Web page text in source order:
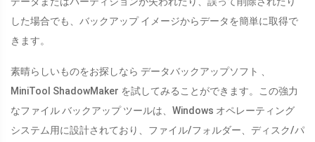
した場合でも、バックアップ イメージからデータを簡単に取得で
きます。
素晴らしいものをお探しなら データバックアップソフト 、
MiniTool ShadowMaker を試してみることができます。この強力
なファイル バックアップ ツールは、Windows オペレーティング
システム用に設計されており、ファイル/フォルダー、ディスク/パ